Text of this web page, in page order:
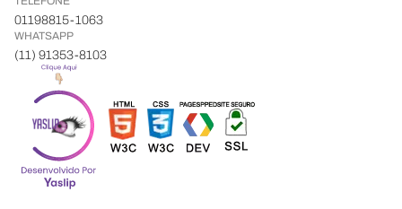
01198815-1063
WHATSAPP
(11) 91353-8103